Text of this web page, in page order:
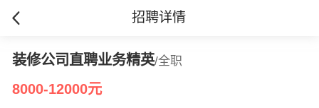
招聘详情
装修公司直聘业务精英/全职
8000-12000元